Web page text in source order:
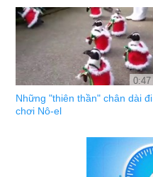
0:47
Những "thiên thần" chân dài đi
chơi Nô-el